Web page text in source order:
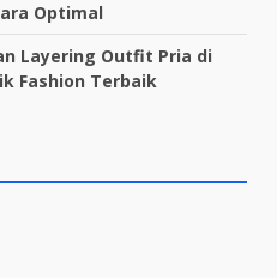
Optimal
Layering Outfit Pria di
Fashion Terbaik